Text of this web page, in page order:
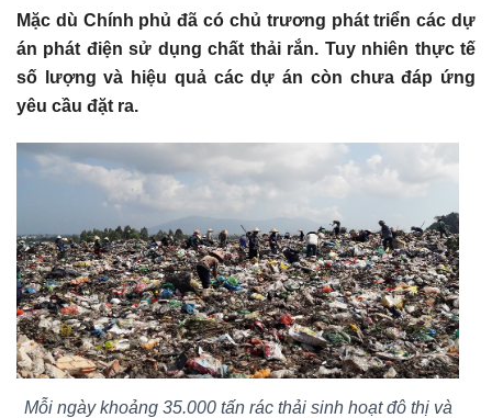
Mặc dù Chính phủ đã có chủ trương phát triển các dự
án phát điện sử dụng chất thải rắn. Tuy nhiên thực tế
số lượng và hiệu quả các dự án còn chưa đáp ứng
yêu cầu đặt ra.
Mỗi ngày khoảng 35.000 tấn rác thải sinh hoạt đô thị và